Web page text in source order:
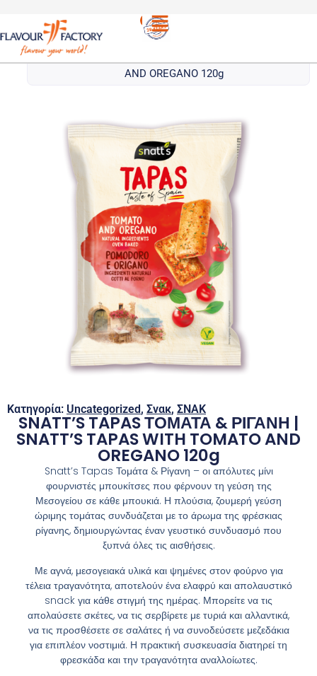
Uncategorized
SNATT’S TAPAS ΤΟΜΑΤΑ & ΡΙΓΑΝΗ
AND OREGANO 120g
Κατηγορία: Uncategorized, Σνακ, ΣΝΑΚ
SNATT’S TAPAS ΤΟΜΑΤΑ & ΡΙΓΑΝΗ |
SNATT’S TAPAS WITH TOMATO AND
OREGANO 120g
Snatt’s Tapas Τομάτα & Ρίγανη – οι απόλυτες μίνι
φουρνιστές μπουκίτσες που φέρνουν τη γεύση της
Μεσογείου σε κάθε μπουκιά. Η πλούσια, ζουμερή γεύση
ώριμης τομάτας συνδυάζεται με το άρωμα της φρέσκιας
ρίγανης, δημιουργώντας έναν γευστικό συνδυασμό που
ξυπνά όλες τις αισθήσεις.
Με αγνά, μεσογειακά υλικά και ψημένες στον φούρνο για
τέλεια τραγανότητα, αποτελούν ένα ελαφρύ και απολαυστικό
snack για κάθε στιγμή της ημέρας. Μπορείτε να τις
απολαύσετε σκέτες, να τις σερβίρετε με τυριά και αλλαντικά,
να τις προσθέσετε σε σαλάτες ή να συνοδεύσετε μεζεδάκια
για επιπλέον νοστιμιά. Η πρακτική συσκευασία διατηρεί τη
φρεσκάδα και την τραγανότητα αναλλοίωτες.